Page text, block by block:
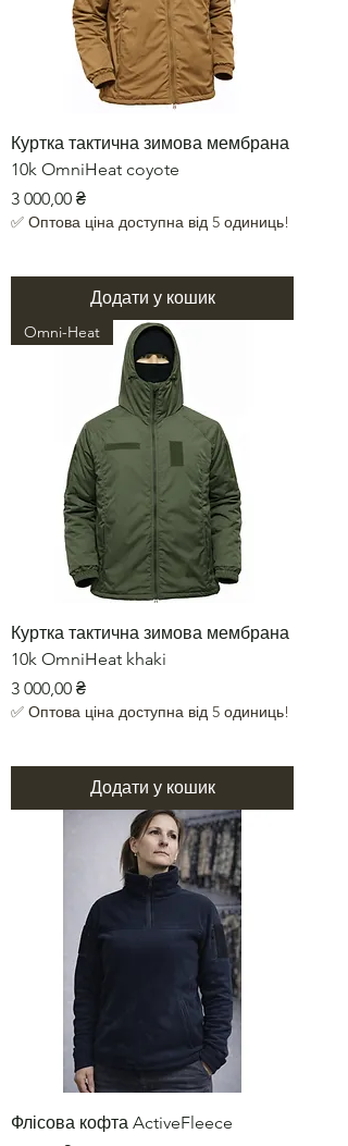
Куртка тактична зимова мембрана
10k OmniHeat coyote
Ціна
3 000,00 ₴
✅ Оптова ціна доступна від 5 одиниць!
Додати у кошик
Omni-Heat
Куртка тактична зимова мембрана
10k OmniHeat khaki
Ціна
3 000,00 ₴
✅ Оптова ціна доступна від 5 одиниць!
Додати у кошик
Флісова кофта ActiveFleece